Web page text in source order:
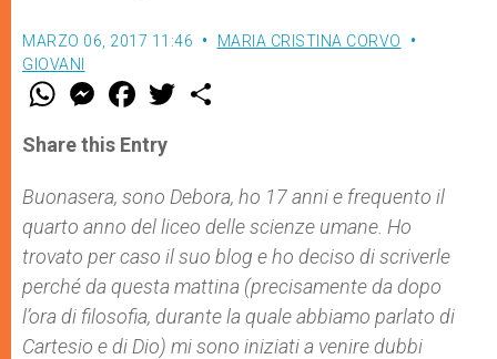
MARZO 06, 2017 11:46
MARIA CRISTINA CORVO
GIOVANI
W
t
s
p
p
M
e
s
e
g
e
r
F
a
e
b
o
k
w
r
Share this Entry
Buonasera, sono Debora, ho 17 anni e frequento il
quarto anno del liceo delle scienze umane. Ho
trovato per caso il suo blog e ho deciso di scriverle
perché da questa mattina (precisamente da dopo
l’ora di filosofia, durante la quale abbiamo parlato di
Cartesio e di Dio) mi sono iniziati a venire dubbi